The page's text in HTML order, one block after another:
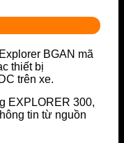
BGAN mã
thiết bị
trên xe.
EXPLORER 300,
tin từ nguồn